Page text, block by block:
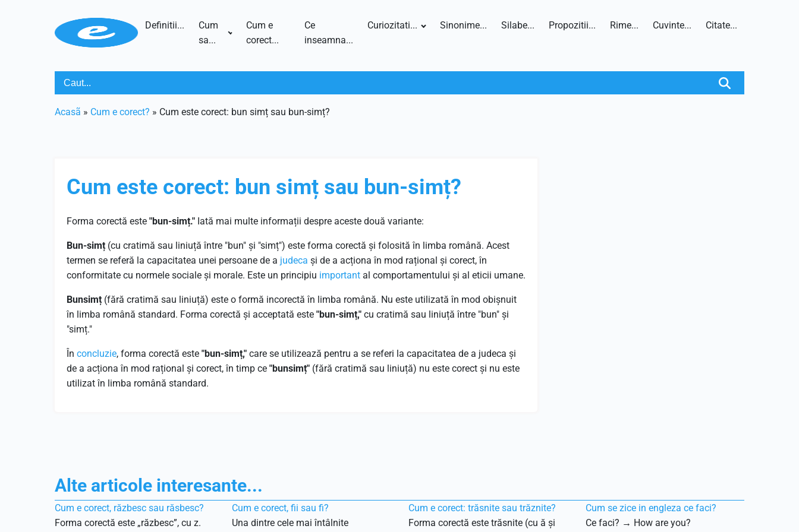
Definitii...
Cum
sa...
Cum e
corect...
Ce
inseamna...
Curiozitati... Sinonime... Silabe... Propozitii... Rime... Cuvinte... Citate...
Acasã » Cum e corect? » Cum este corect: bun simț sau bun-simț?
Cum este corect: bun simț sau bun-simț?
Forma corectă este "bun-simț." Iată mai multe informații despre aceste două variante:
Bun-simț (cu cratimă sau liniuță între "bun" și "simț") este forma corectă și folosită în limba română. Acest
termen se referă la capacitatea unei persoane de a judeca și de a acționa în mod rațional și corect, în
conformitate cu normele sociale și morale. Este un principiu important al comportamentului și al eticii umane.
Bunsimț (fără cratimă sau liniuță) este o formă incorectă în limba română. Nu este utilizată în mod obișnuit
în limba română standard. Forma corectă și acceptată este "bun-simț," cu cratimă sau liniuță între "bun" și
"simț."
În concluzie, forma corectă este "bun-simț," care se utilizează pentru a se referi la capacitatea de a judeca și
de a acționa în mod rațional și corect, în timp ce "bunsimț" (fără cratimă sau liniuță) nu este corect și nu este
utilizat în limba română standard.
Alte articole interesante...
Cum e corect, răzbesc sau răsbesc?
Forma corectă este „răzbesc”, cu z.
Cum e corect, fii sau fi?
Una dintre cele mai întâlnite
Cum e corect: trăsnite sau trăznite?
Forma corectă este trăsnite (cu ă și
Cum se zice in engleza ce faci?
Ce faci? → How are you?